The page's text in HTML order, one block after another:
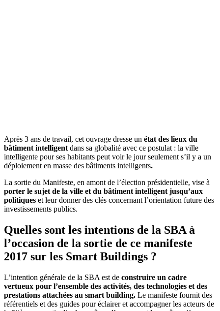
Après 3 ans de travail, cet ouvrage dresse un état des lieux du
bâtiment intelligent dans sa globalité avec ce postulat : la ville
intelligente pour ses habitants peut voir le jour seulement s’il y a un
déploiement en masse des bâtiments intelligents.
La sortie du Manifeste, en amont de l’élection présidentielle, vise à
porter le sujet de la ville et du bâtiment intelligent jusqu’aux
politiques et leur donner des clés concernant l’orientation future des
investissements publics.
Quelles sont les intentions de la SBA à
l’occasion de la sortie de ce manifeste
2017 sur les Smart Buildings ?
L’intention générale de la SBA est de construire un cadre
vertueux pour l’ensemble des activités, des technologies et des
prestations attachées au smart building. Le manifeste fournit des
référentiels et des guides pour éclairer et accompagner les acteurs de